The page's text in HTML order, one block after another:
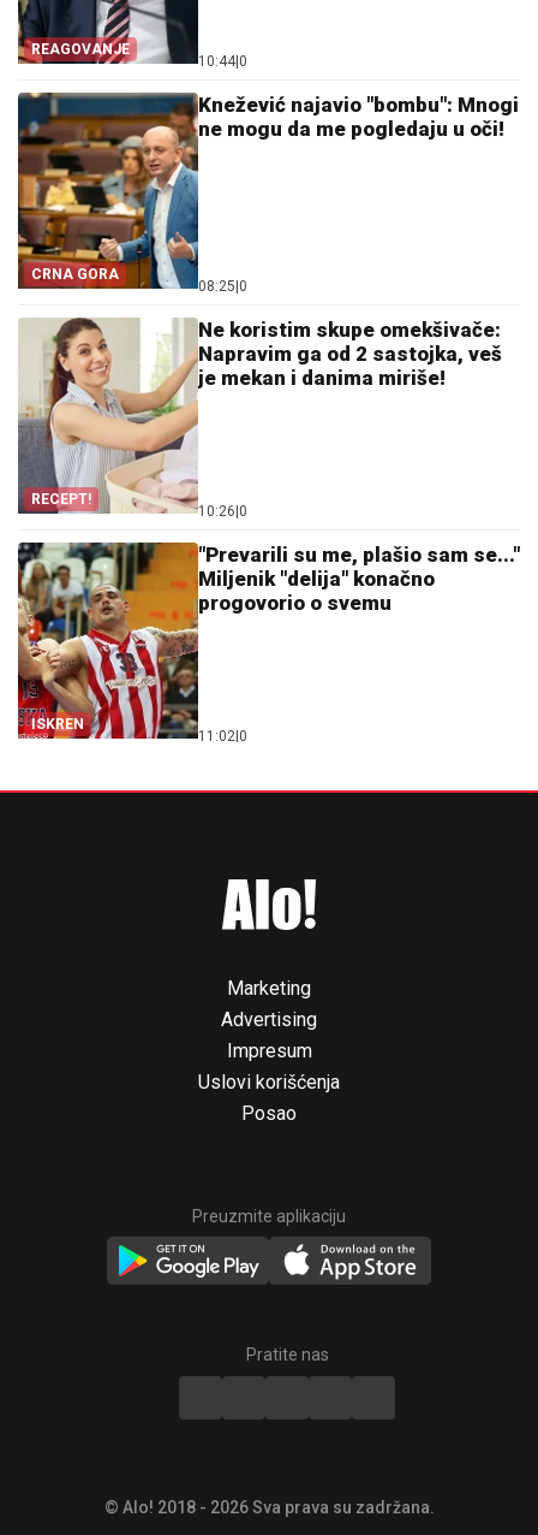
REAGOVANJE
10:44|0
CRNA GORA
Knežević najavio "bombu": Mnogi
ne mogu da me pogledaju u oči!
08:25|0
RECEPT!
Ne koristim skupe omekšivače:
Napravim ga od 2 sastojka, veš
je mekan i danima miriše!
10:26|0
ISKREN
"Prevarili su me, plašio sam se..."
Miljenik "delija" konačno
progovorio o svemu
11:02|0
Marketing
Advertising
Impresum
Uslovi korišćenja
Posao
Preuzmite aplikaciju
© Alo! 2018 - 2026 Sva prava su zadržana.